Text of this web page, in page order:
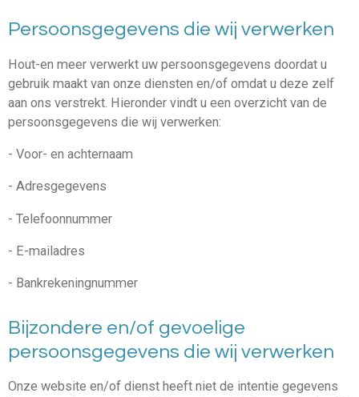
Persoonsgegevens die wij verwerken
Hout-en meer verwerkt uw persoonsgegevens doordat u
gebruik maakt van onze diensten en/of omdat u deze zelf
aan ons verstrekt. Hieronder vindt u een overzicht van de
persoonsgegevens die wij verwerken:
- Voor- en achternaam
- Adresgegevens
- Telefoonnummer
- E-mailadres
- Bankrekeningnummer
Bijzondere en/of gevoelige
persoonsgegevens die wij verwerken
Onze website en/of dienst heeft niet de intentie gegevens